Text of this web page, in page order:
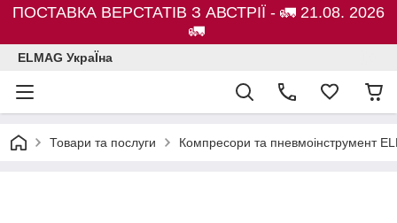
ПОСТАВКА ВЕРСТАТІВ З АВСТРІЇ - 🚛 21.08. 2026
🚛
ELMAG УкраЇна
Товари та послуги Компресори та пневмоінструмент